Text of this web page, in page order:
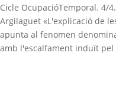
Cicle OcupacióTemporal. 4/4.
Argilaguet «L'explicació de
apunta al fenomen
amb l'escalfament induït